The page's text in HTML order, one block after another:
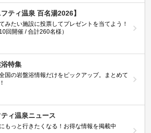
フティ温泉 百名湯2026】
みたい施設に投票してプレゼントを当てよう！
10回開催 / 合計260名様）
特集
国の岩盤浴情報だけをピックアップ。まとめて
ィ温泉ニュース
もっと行きたくなる！お得な情報を掲載中